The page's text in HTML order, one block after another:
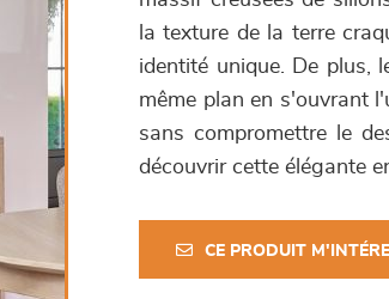
la texture de la terre
identité unique. De plus,
même plan en s'ouvrant
sans compromettre le
découvrir cette élégante
CE PRODUIT